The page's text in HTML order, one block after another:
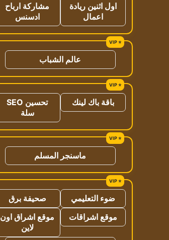
اول اثنين ريادة
اعمال
مشاركة ارباح
ادسنس
عالم الشباب
باقة باك لينك
تحسين SEO
سلة
ماسنجر المسلم
ضوء التعليمي
صحيفة برق
موقع اشراقات
موقع اشراق اون
لاين